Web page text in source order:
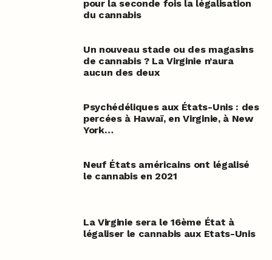
pour la seconde fois la légalisation
du cannabis
Un nouveau stade ou des magasins
de cannabis ? La Virginie n’aura
aucun des deux
Psychédéliques aux États-Unis : des
percées à Hawaï, en Virginie, à New
York…
Neuf États américains ont légalisé
le cannabis en 2021
La Virginie sera le 16ème État à
légaliser le cannabis aux Etats-Unis